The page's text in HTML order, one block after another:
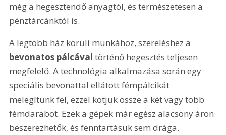
még a hegesztendő anyagtól, és természetesen a
pénztárcánktól is.
A legtöbb ház körüli munkához, szereléshez a
bevonatos pálcával történő hegesztés teljesen
megfelelő. A technológia alkalmazása során egy
speciális bevonattal ellátott fémpálcikát
melegítünk fel, ezzel kötjük össze a két vagy több
fémdarabot. Ezek a gépek már egész alacsony áron
beszerezhetők, és fenntartásuk sem drága.